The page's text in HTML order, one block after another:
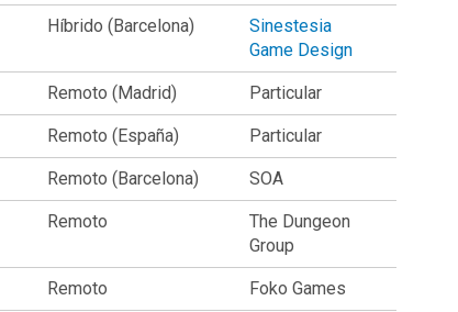
Híbrido (Barcelona)
Sinestesia
Game Design
Remoto (Madrid) Particular
Remoto (España) Particular
Remoto (Barcelona) SOA
Remoto
The Dungeon
Group
Remoto Foko Games